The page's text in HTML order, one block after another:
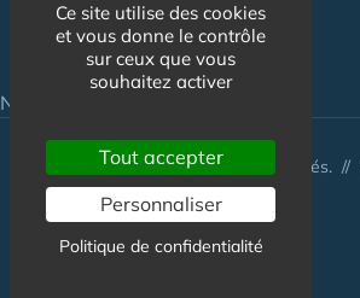
Outils
Groupe Maison de Retraite
NOS AUTRES SITES :
© Australis 2026 - Tous droits réservés. //
Ce site utilise des cookies
et vous donne le contrôle
sur ceux que vous
souhaitez activer
Tout accepter
Personnaliser
Politique de confidentialité